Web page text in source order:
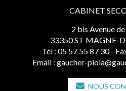
CABINET
2 bis Avenue
33350 ST MAGNE-
Tél : 05 57 55 87 30 -
Email : gaucher-
NOUS